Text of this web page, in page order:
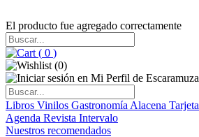
El producto fue agregado correctamente
( 0 )
(0)
Libros Vinilos Gastronomía Alacena
Agenda Revista Intervalo
Nuestros recomendados